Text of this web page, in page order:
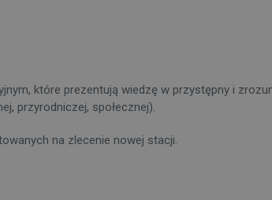
które prezentują wiedzę w przystępny i
przyrodniczej, społecznej).
na zlecenie nowej stacji.